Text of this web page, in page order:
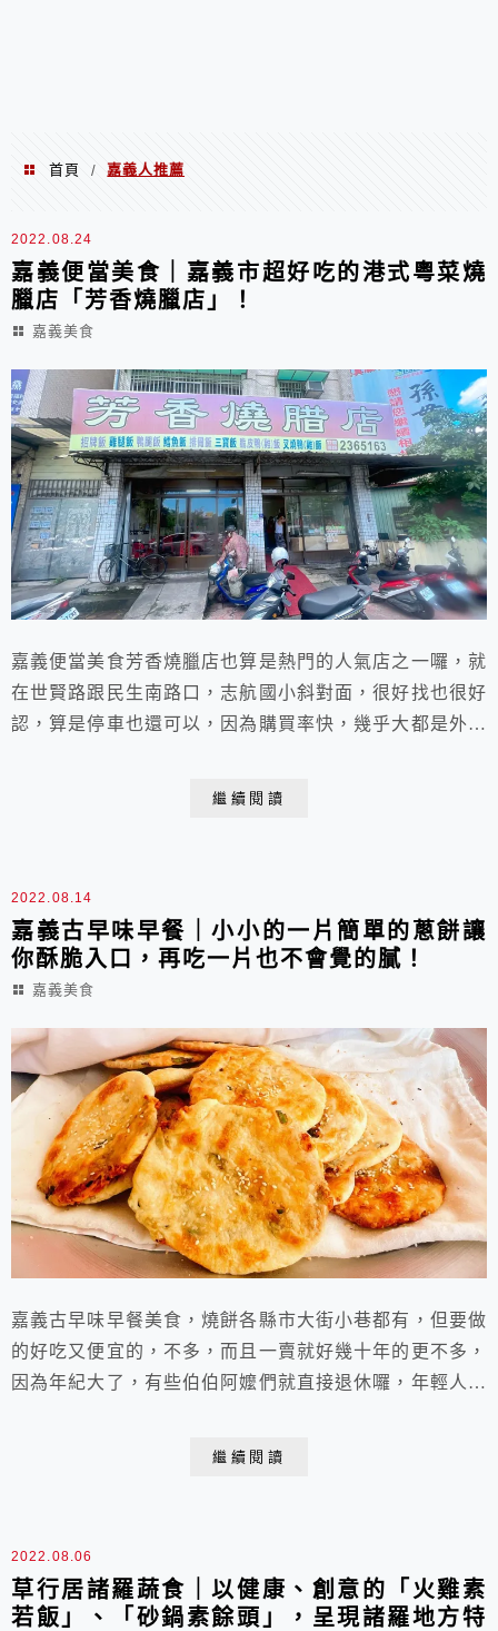
首頁 / 嘉義人推薦
嘉義人推薦
2022.08.24
嘉義便當美食｜嘉義市超好吃的港式粵菜燒
臘店「芳香燒臘店」！
嘉義美食
嘉義便當美食芳香燒臘店也算是熱門的人氣店之一囉，就
在世賢路跟民生南路口，志航國小斜對面，很好找也很好
認，算是停車也還可以，因為購買率快，幾乎大都是外帶
繼續閱讀
2022.08.14
嘉義古早味早餐｜小小的一片簡單的蔥餅讓
你酥脆入口，再吃一片也不會覺的膩！
嘉義美食
嘉義古早味早餐美食，燒餅各縣市大街小巷都有，但要做
的好吃又便宜的，不多，而且一賣就好幾十年的更不多，
因為年紀大了，有些伯伯阿嬤們就直接退休囉，年輕人也
繼續閱讀
2022.08.06
草行居諸羅蔬食｜以健康、創意的「火雞素
若飯」、「砂鍋素餘頭」，呈現諸羅地方特